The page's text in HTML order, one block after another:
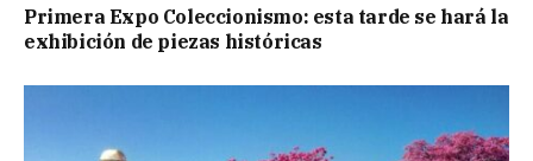
Primera Expo Coleccionismo: esta tarde se hará la
exhibición de piezas históricas